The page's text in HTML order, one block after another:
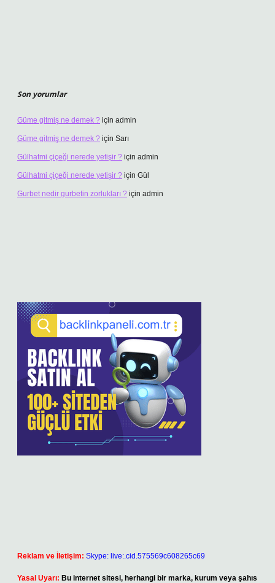
Son yorumlar
Güme gitmiş ne demek ? için admin
Güme gitmiş ne demek ? için Sarı
Gülhatmi çiçeği nerede yetişir ? için admin
Gülhatmi çiçeği nerede yetişir ? için Gül
Gurbet nedir gurbetin zorlukları ? için admin
Reklam ve İletişim: Skype: live:.cid.575569c608265c69
Yasal Uyarı: Bu internet sitesi, herhangi bir marka, kurum veya şahıs